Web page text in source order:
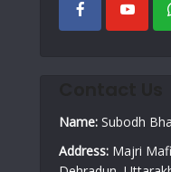
Name: Subodh
Address: Majri